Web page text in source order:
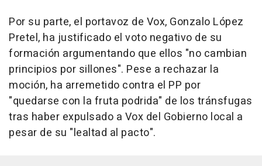
Por su parte, el portavoz de Vox, Gonzalo López
Pretel, ha justificado el voto negativo de su
formación argumentando que ellos "no cambian
principios por sillones". Pese a rechazar la
moción, ha arremetido contra el PP por
"quedarse con la fruta podrida" de los tránsfugas
tras haber expulsado a Vox del Gobierno local a
pesar de su "lealtad al pacto".